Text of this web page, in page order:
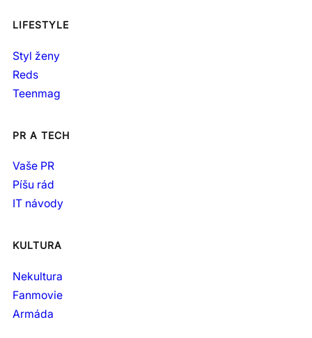
LIFESTYLE
Styl ženy
Reds
Teenmag
PR A TECH
Vaše PR
Píšu rád
IT návody
KULTURA
Nekultura
Fanmovie
Armáda